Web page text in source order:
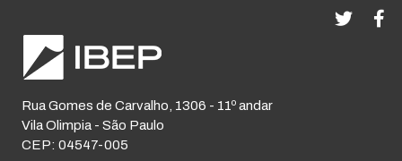
Rua Gomes de Carvalho, 1306 - 11º andar
Vila Olimpia - São Paulo
CEP: 04547-005